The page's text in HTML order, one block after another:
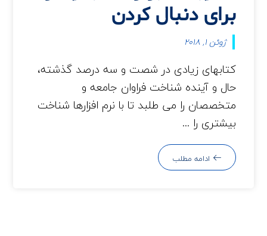
برای دنبال کردن
ژوئن 1, 2018
کتابهای زیادی در شصت و سه درصد گذشته،
حال و آینده شناخت فراوان جامعه و
متخصصان را می طلبد تا با نرم افزارها شناخت
بیشتری را ...
ادامه مطلب